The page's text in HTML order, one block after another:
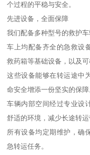
个过程的平稳与安全。
先进设备，全面保障
我们配备多种型号的救护
车上均配备齐全的急救设
救药箱等基础设备，以及
这些设备能够在转运途中
命安全增添一份坚实的保障
车辆内部空间经过专业设
舒适的环境，减少长途转运
所有设备均定期维护，确
急转运任务。